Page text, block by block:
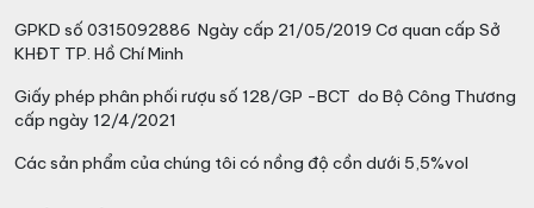
GPKD số 0315092886 Ngày cấp 21/05/2019 Cơ quan cấp Sở
KHĐT TP. Hồ Chí Minh
Giấy phép phân phối rượu số 128/GP -BCT do Bộ Công Thương
cấp ngày 12/4/2021
Các sản phẩm của chúng tôi có nồng độ cồn dưới 5,5%vol